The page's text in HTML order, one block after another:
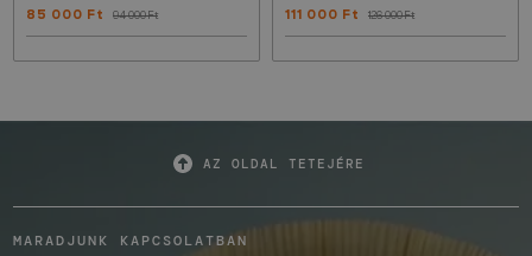
85 000 Ft 94 000 Ft 111 000 Ft 126 000 Ft
AZ OLDAL TETEJÉRE
MARADJUNK KAPCSOLATBAN